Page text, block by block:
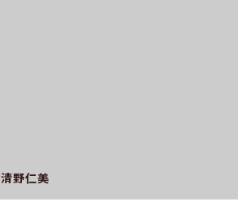
清野仁美